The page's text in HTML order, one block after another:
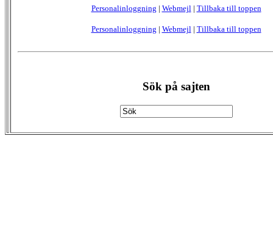
Personalinloggning | Webmejl| Tillbaka till toppen
Personalinloggning | Webmejl| Tillbaka till toppen
Sök på sajten